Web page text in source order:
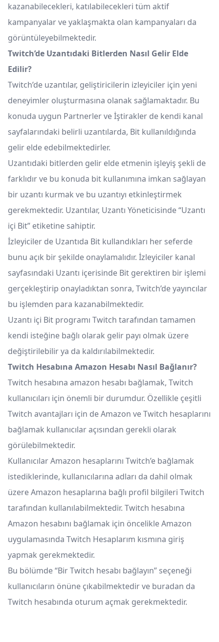
kazanabilecekleri, katılabilecekleri tüm aktif
kampanyalar ve yaklaşmakta olan kampanyaları da
görüntüleyebilmektedir.
Twitch’de Uzantıdaki Bitlerden Nasıl Gelir Elde
Edilir?
Twitch’de uzantılar, geliştiricilerin izleyiciler için yeni
deneyimler oluşturmasına olanak sağlamaktadır. Bu
konuda uygun Partnerler ve İştirakler de kendi kanal
sayfalarındaki belirli uzantılarda, Bit kullanıldığında
gelir elde edebilmektedirler.
Uzantıdaki bitlerden gelir elde etmenin işleyiş şekli de
farklıdır ve bu konuda bit kullanımına imkan sağlayan
bir uzantı kurmak ve bu uzantıyı etkinleştirmek
gerekmektedir. Uzantılar, Uzantı Yöneticisinde “Uzantı
içi Bit” etiketine sahiptir.
İzleyiciler de Uzantıda Bit kullandıkları her seferde
bunu açık bir şekilde onaylamalıdır. İzleyiciler kanal
sayfasındaki Uzantı içerisinde Bit gerektiren bir işlemi
gerçekleştirip onayladıktan sonra, Twitch’de yayıncılar
bu işlemden para kazanabilmektedir.
Uzantı içi Bit programı Twitch tarafından tamamen
kendi isteğine bağlı olarak gelir payı olmak üzere
değiştirilebilir ya da kaldırılabilmektedir.
Twitch Hesabına Amazon Hesabı Nasıl Bağlanır?
Twitch hesabına amazon hesabı bağlamak, Twitch
kullanıcıları için önemli bir durumdur. Özellikle çeşitli
Twitch avantajları için de Amazon ve Twitch hesaplarını
bağlamak kullanıcılar açısından gerekli olarak
görülebilmektedir.
Kullanıcılar Amazon hesaplarını Twitch’e bağlamak
istediklerinde, kullanıcılarına adları da dahil olmak
üzere Amazon hesaplarına bağlı profil bilgileri Twitch
tarafından kullanılabilmektedir. Twitch hesabına
Amazon hesabını bağlamak için öncelikle Amazon
uygulamasında Twitch Hesaplarım kısmına giriş
yapmak gerekmektedir.
Bu bölümde “Bir Twitch hesabı bağlayın” seçeneği
kullanıcıların önüne çıkabilmektedir ve buradan da
Twitch hesabında oturum açmak gerekmektedir.